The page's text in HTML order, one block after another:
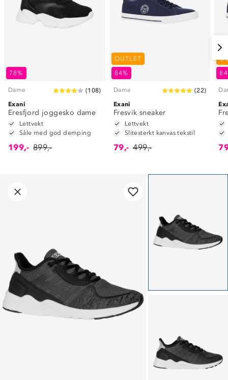
78%
Dame (108)
Exani
Eresfjord joggesko dame
Lettvekt
Såle med god demping
199,- 899,-
OUTLET
84%
Dame (22)
Exani
Fresvik sneaker
Lettvekt
Slitesterkt kanvas tekstil
79,- 499,-